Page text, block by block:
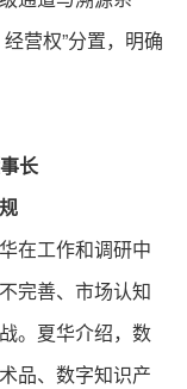
营权”分置，明确
长
在工作和调研中
完善、市场认知
。夏华介绍，数
品、数字知识产